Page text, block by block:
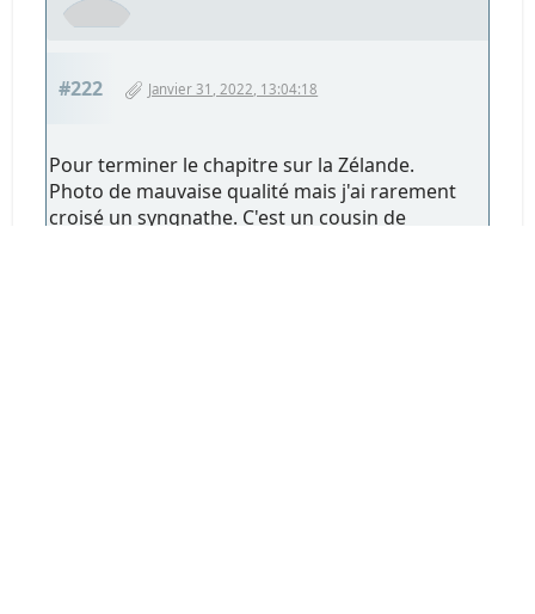
#222 Janvier 31, 2022, 13:04:18
Pour terminer le chapitre sur la Zélande.
Photo de mauvaise qualité mais j'ai rarement
croisé un syngnathe. C'est un cousin de